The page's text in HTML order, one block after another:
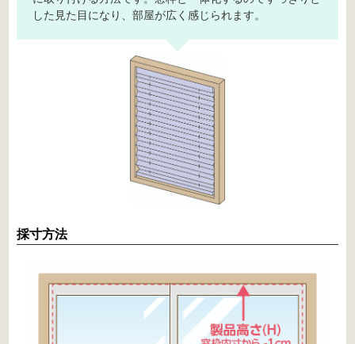
した見た目になり、部屋が広く感じられます。
採寸方法